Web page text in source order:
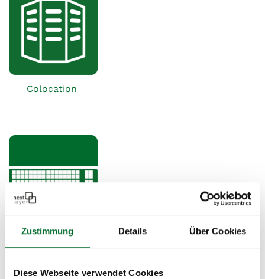
Zustimmung Details Über Cookies
Diese Webseite verwendet Cookies
Colocation
Hardware